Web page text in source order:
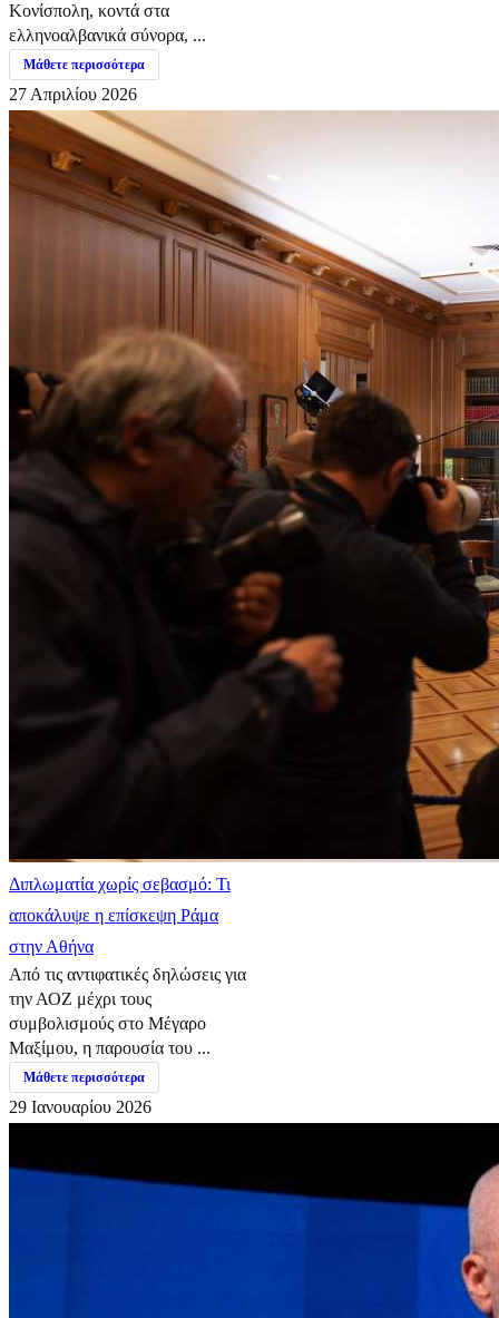
Κονίσπολη, κοντά στα
ελληνοαλβανικά σύνορα, ...
Μάθετε περισσότερα
27 Απριλίου 2026
Διπλωματία χωρίς σεβασμό: Τι
αποκάλυψε η επίσκεψη Ράμα
στην Αθήνα
Από τις αντιφατικές δηλώσεις για
την ΑΟΖ μέχρι τους
συμβολισμούς στο Μέγαρο
Μαξίμου, η παρουσία του ...
Μάθετε περισσότερα
29 Ιανουαρίου 2026